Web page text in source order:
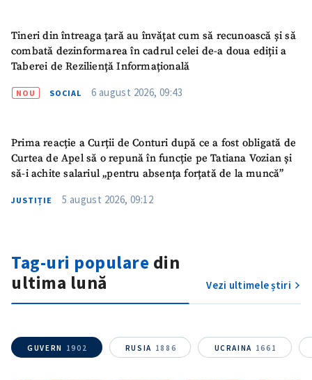
Trimite o informație
Despre ZdG
Tineri din întreaga țară au învățat cum să recunoască și să
combată dezinformarea în cadrul celei de-a doua ediții a
Taberei de Reziliență Informațională
NOU SOCIAL 6 august 2026, 09:43
Prima reacție a Curții de Conturi după ce a fost obligată de
Curtea de Apel să o repună în funcție pe Tatiana Vozian și
să-i achite salariul „pentru absența forțată de la muncă”
JUSTIȚIE 5 august 2026, 09:12
Tag-uri populare din
ultima lună
Vezi ultimele știri
GUVERN 1902 RUSIA 1886 UCRAINA 1661